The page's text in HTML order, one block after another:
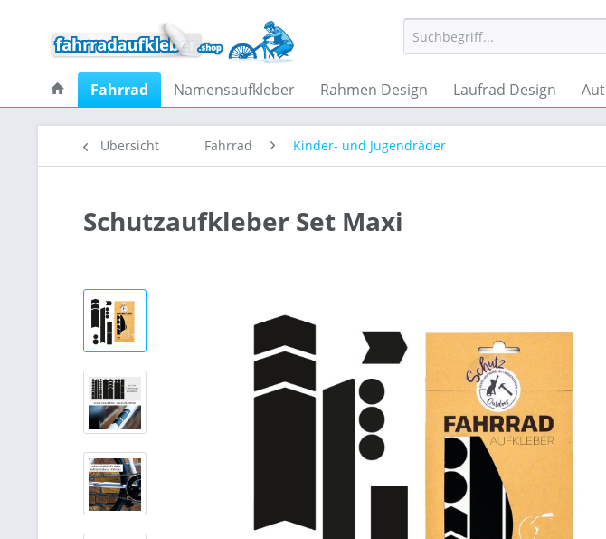
Fahrrad Namensaufkleber Rahmen Design Laufrad Design
Übersicht Fahrrad Kinder- und Jugendräder
Schutzaufkleber Set Maxi